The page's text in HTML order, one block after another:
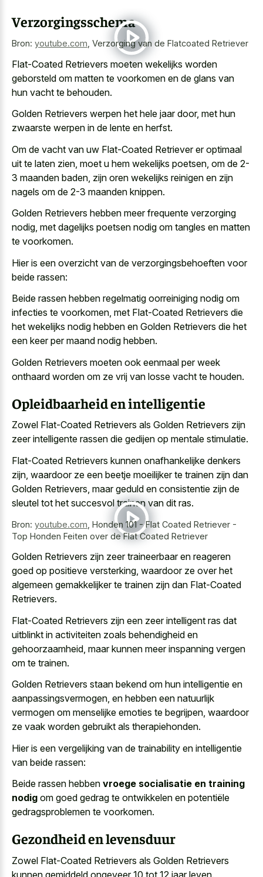
Verzorgingsschema
Bron: youtube.com, Verzorging van de Flatcoated Retriever
Flat-Coated Retrievers moeten wekelijks worden
geborsteld om matten te voorkomen en de glans van
hun vacht te behouden.
Golden Retrievers werpen het hele jaar door, met hun
zwaarste werpen in de lente en herfst.
Om de vacht van uw Flat-Coated Retriever er optimaal
uit te laten zien, moet u hem wekelijks poetsen, om de 2-
3 maanden baden, zijn oren wekelijks reinigen en zijn
nagels om de 2-3 maanden knippen.
Golden Retrievers hebben meer frequente verzorging
nodig, met dagelijks poetsen nodig om tangles en matten
te voorkomen.
Hier is een overzicht van de verzorgingsbehoeften voor
beide rassen:
Beide rassen hebben regelmatig oorreiniging nodig om
infecties te voorkomen, met Flat-Coated Retrievers die
het wekelijks nodig hebben en Golden Retrievers die het
een keer per maand nodig hebben.
Golden Retrievers moeten ook eenmaal per week
onthaard worden om ze vrij van losse vacht te houden.
Opleidbaarheid en intelligentie
Zowel Flat-Coated Retrievers als Golden Retrievers zijn
zeer intelligente rassen die gedijen op mentale stimulatie.
Flat-Coated Retrievers kunnen onafhankelijke denkers
zijn, waardoor ze een beetje moeilijker te trainen zijn dan
Golden Retrievers, maar geduld en consistentie zijn de
sleutel tot het succesvol trainen van dit ras.
Bron: youtube.com Honden 101 - Flat Coated Retriever -
Top Honden Feiten over de Flat Coated Retriever
Golden Retrievers zijn zeer traineerbaar en reageren
goed op positieve versterking, waardoor ze over het
algemeen gemakkelijker te trainen zijn dan Flat-Coated
Retrievers.
Flat-Coated Retrievers zijn een zeer intelligent ras dat
uitblinkt in activiteiten zoals behendigheid en
gehoorzaamheid, maar kunnen meer inspanning vergen
om te trainen.
Golden Retrievers staan bekend om hun intelligentie en
aanpassingsvermogen, en hebben een natuurlijk
vermogen om menselijke emoties te begrijpen, waardoor
ze vaak worden gebruikt als therapiehonden.
Hier is een vergelijking van de trainability en intelligentie
van beide rassen:
Beide rassen hebben vroege socialisatie en training
nodig om goed gedrag te ontwikkelen en potentiële
gedragsproblemen te voorkomen.
Gezondheid en levensduur
Zowel Flat-Coated Retrievers als Golden Retrievers
kunnen gemiddeld ongeveer 10 tot 12 jaar leven.